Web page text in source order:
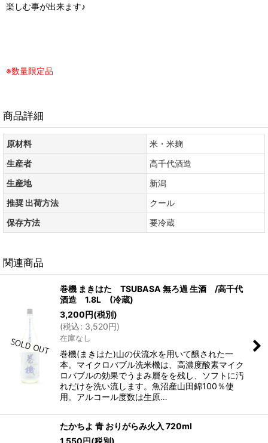
楽しむ事が出来ます♪
※数量限定品
商品詳細
原材料
米・米麹
生産者
高千代酒造
生産地
新潟
推奨 出荷方法
クール
保存方法
要冷蔵
関連商品
巻機 まきはた TSUBASA 無ろ過 生酒 /高千代
酒造 1.8L (冷蔵)
3,200円(税別)
(税込: 3,520円)
在庫なし
巻機(まきはた)山の伏流水を用いて醸された一
本。マイクロバブル洗米機は、高濃度酸素マイク
ロバブルの効果でうまみ層をを残し、ソフトに汚
れだけを洗い流します。魚沼産山田錦100％使
用。アルコール度数は生原…
たかちよ 青 おりがらみ火入 720ml
1,550円(税別)